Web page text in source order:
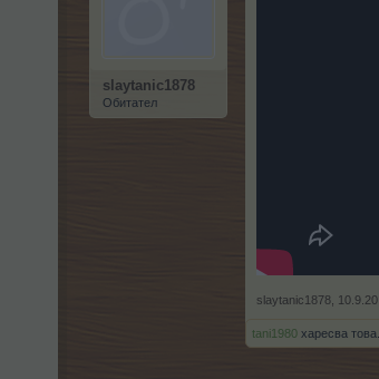
slaytanic1878
Обитател
slaytanic1878 10.9.20
tani1980 харесва това.